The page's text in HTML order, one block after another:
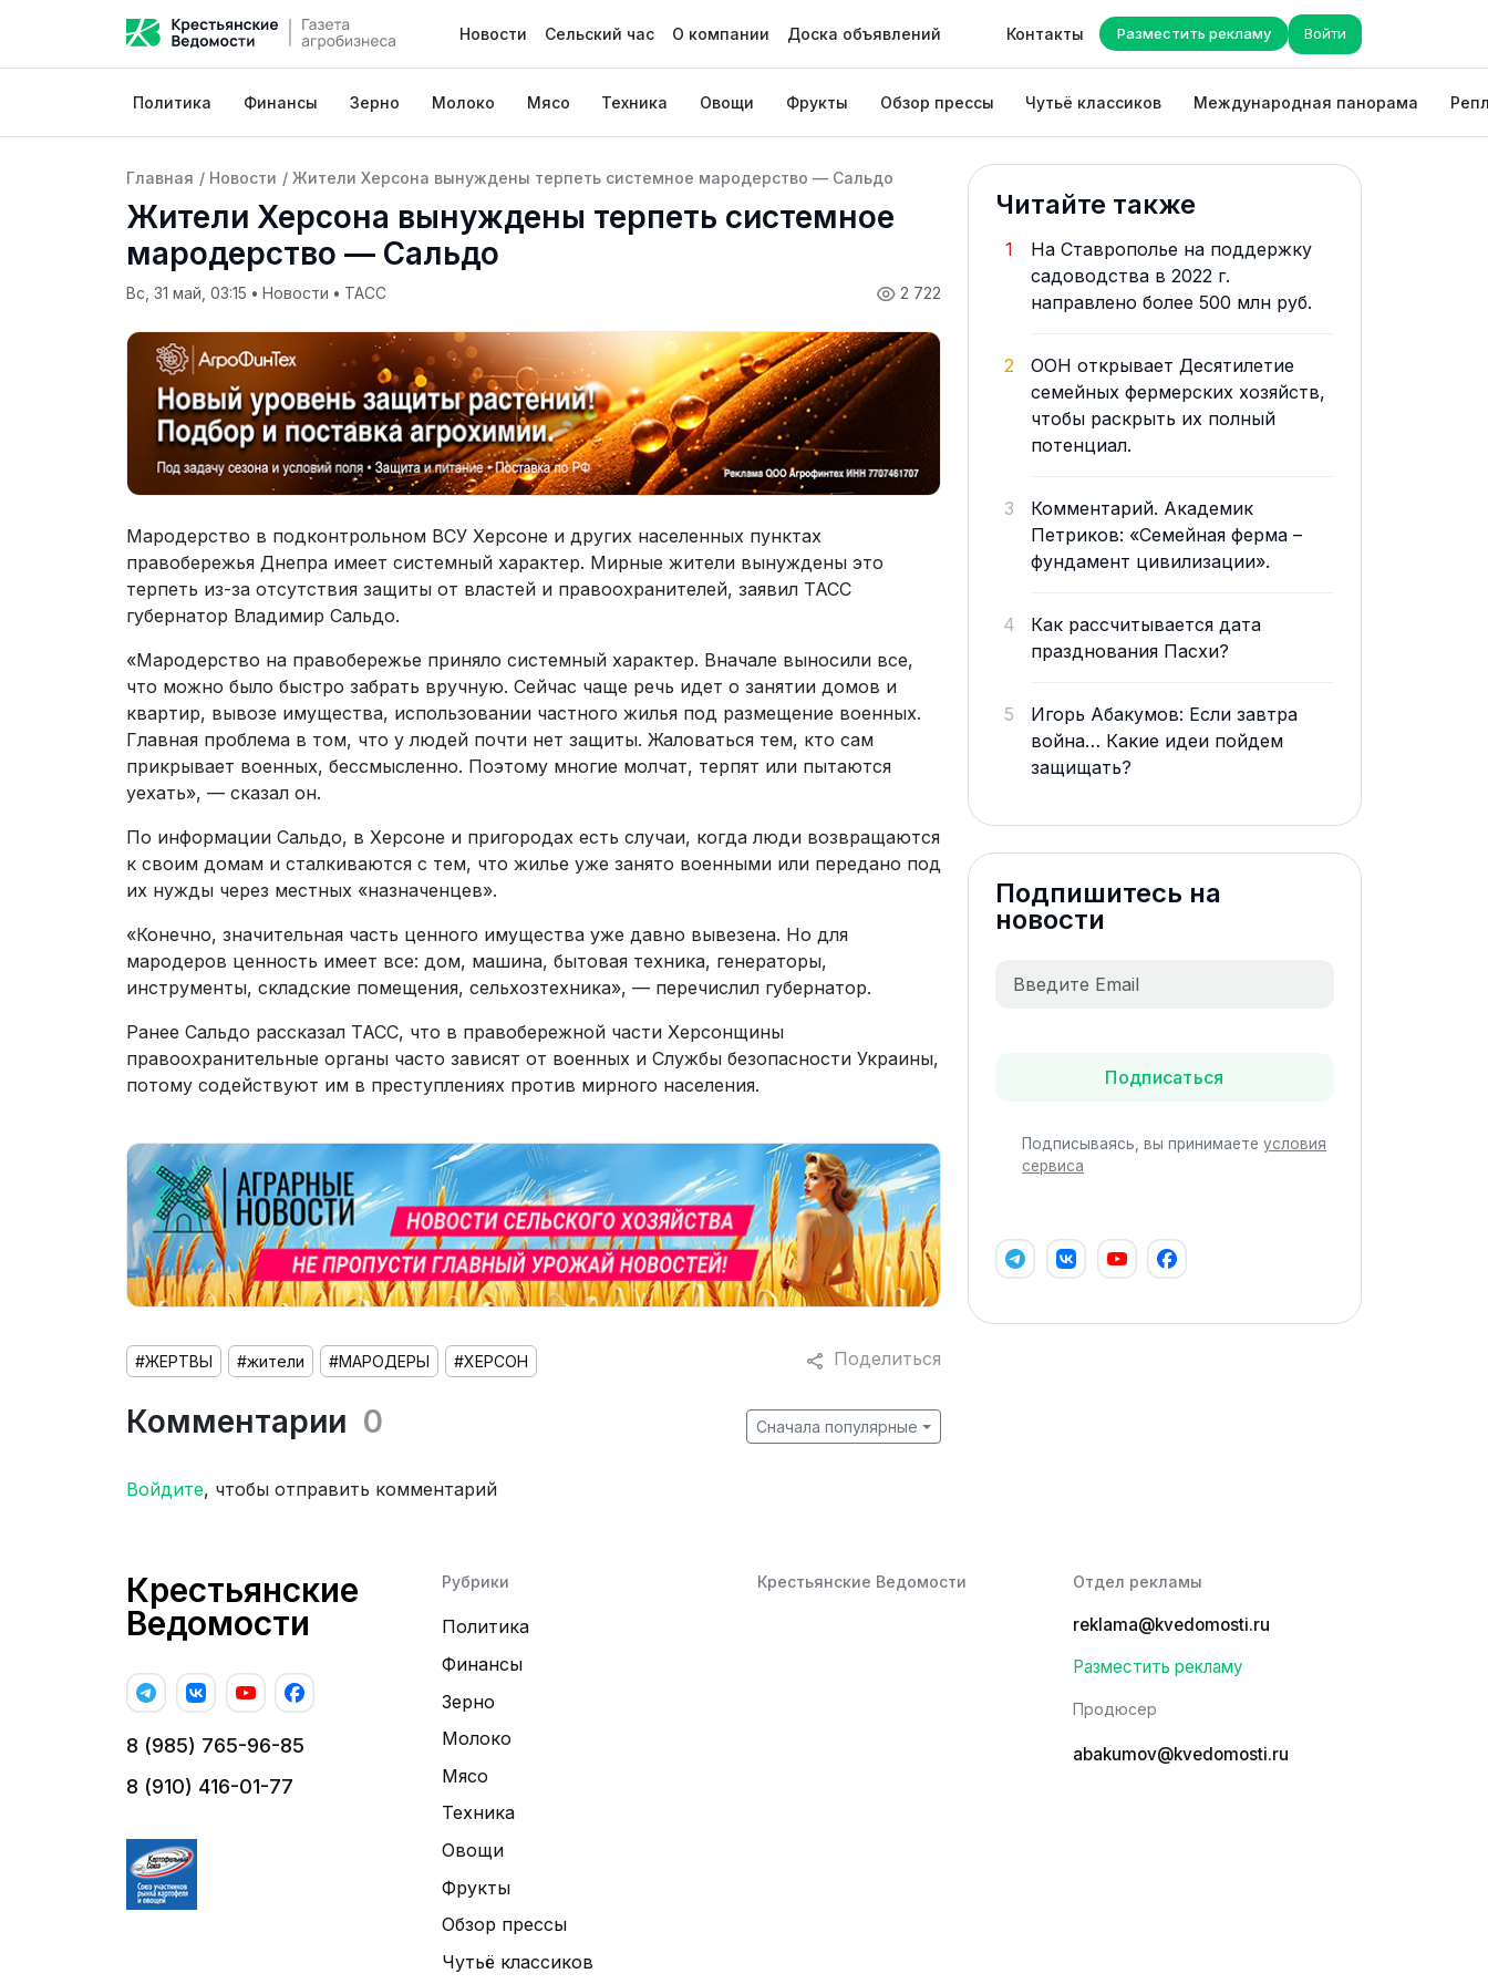
Новости Сельский час О компании Доска объявлений Контакты Разместить рекламу Войти
Политика Финансы Зерно Молоко Мясо Техника Овощи Фрукты Обзор прессы Чутьё классиков Международная панорама
Главная / Новости / Жители Херсона вынуждены терпеть системное мародерство — Сальдо
Жители Херсона вынуждены терпеть системное
мародерство — Сальдо
2 722
Вс, 31 май, 03:15 • Новости • ТАСС
Мародерство в подконтрольном ВСУ Херсоне и других населенных пунктах
правобережья Днепра имеет системный характер. Мирные жители вынуждены это
терпеть из-за отсутствия защиты от властей и правоохранителей, заявил ТАСС
губернатор Владимир Сальдо.
«Мародерство на правобережье приняло системный характер. Вначале выносили все,
что можно было быстро забрать вручную. Сейчас чаще речь идет о занятии домов и
квартир, вывозе имущества, использовании частного жилья под размещение военных.
Главная проблема в том, что у людей почти нет защиты. Жаловаться тем, кто сам
прикрывает военных, бессмысленно. Поэтому многие молчат, терпят или пытаются
уехать», — сказал он.
По информации Сальдо, в Херсоне и пригородах есть случаи, когда люди возвращаются
к своим домам и сталкиваются с тем, что жилье уже занято военными или передано под
их нужды через местных «назначенцев».
«Конечно, значительная часть ценного имущества уже давно вывезена. Но для
мародеров ценность имеет все: дом, машина, бытовая техника, генераторы,
инструменты, складские помещения, сельхозтехника», — перечислил губернатор.
Ранее Сальдо рассказал ТАСС, что в правобережной части Херсонщины
правоохранительные органы часто зависят от военных и Службы безопасности Украины,
потому содействуют им в преступлениях против мирного населения.
Поделиться
#ЖЕРТВЫ #жители #МАРОДЕРЫ #ХЕРСОН
Комментарии 0 Сначала популярные
Войдите, чтобы отправить комментарий
Читайте также
1
На Ставрополье на поддержку
садоводства в 2022 г.
направлено более 500 млн руб.
2
ООН открывает Десятилетие
семейных фермерских хозяйств,
чтобы раскрыть их полный
потенциал.
3
Комментарий. Академик
Петриков: «Семейная ферма –
фундамент цивилизации».
4
Как рассчитывается дата
празднования Пасхи?
5
Игорь Абакумов: Если завтра
война… Какие идеи пойдем
защищать?
Подпишитесь на
новости
Подписаться
Подписываясь, вы принимаете условия
сервиса
Крестьянские
Ведомости
8 (985) 765-96-85
8 (910) 416-01-77
Рубрики
Политика
Финансы
Зерно
Молоко
Мясо
Техника
Овощи
Фрукты
Обзор прессы
Чутьё классиков
Крестьянские Ведомости Отдел рекламы
reklama@kvedomosti.ru
Разместить рекламу
Продюсер
abakumov@kvedomosti.ru